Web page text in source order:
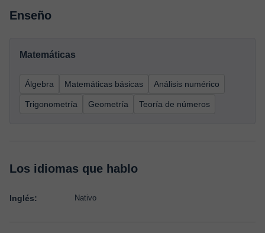
Enseño
Matemáticas
Álgebra Matemáticas básicas Análisis numérico
Trigonometría Geometría Teoría de números
Los idiomas que hablo
Inglés: Nativo